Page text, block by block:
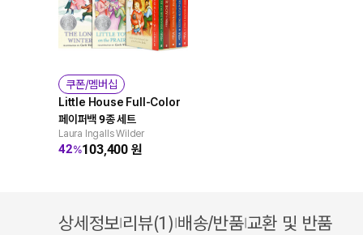
쿠폰/멤버십
Little House Full-Color
페이퍼백 9종 세트
Laura Ingalls Wilder
42%103,400 원
상세정보|리뷰(1)|배송/반품|교환 및 반품